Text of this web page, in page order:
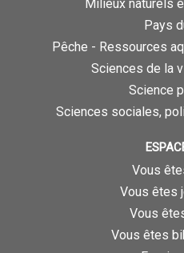
Milieux naturels
Pays
Pêche - Ressources
Sciences de la
Science
Sciences sociales,
Vous
Vous êtes
Vous
Vous êtes